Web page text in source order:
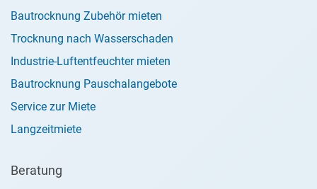
Bautrocknung Zubehör mieten
Trocknung nach Wasserschaden
Industrie-Luftentfeuchter mieten
Bautrocknung Pauschalangebote
Service zur Miete
Langzeitmiete
Beratung